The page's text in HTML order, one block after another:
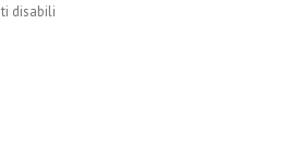
disabili